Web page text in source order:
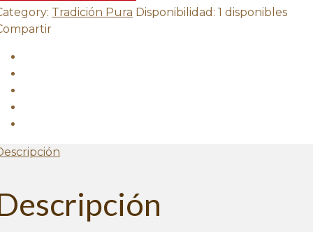
Tradición Pura Disponibilidad: 1 disponibles